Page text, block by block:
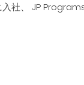
社、 JP